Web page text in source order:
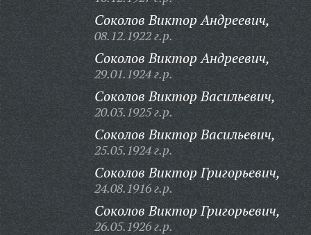
Соколов Виктор Андреевич,
08.12.1922 г.р.
Соколов Виктор Андреевич,
29.01.1924 г.р.
Соколов Виктор Васильевич,
20.03.1925 г.р.
Соколов Виктор Васильевич,
25.05.1924 г.р.
Соколов Виктор Григорьевич,
24.08.1916 г.р.
Соколов Виктор Григорьевич,
26.05.1926 г.р.